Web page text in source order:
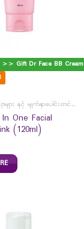
>> Gift Dr Face BB Cream
မျက်နှာသစ်ဆပ်ပြာများ နှင့် မျက်နှာပေါင်းတင်ကပ်ခွာများ
One Facial
(120ml)